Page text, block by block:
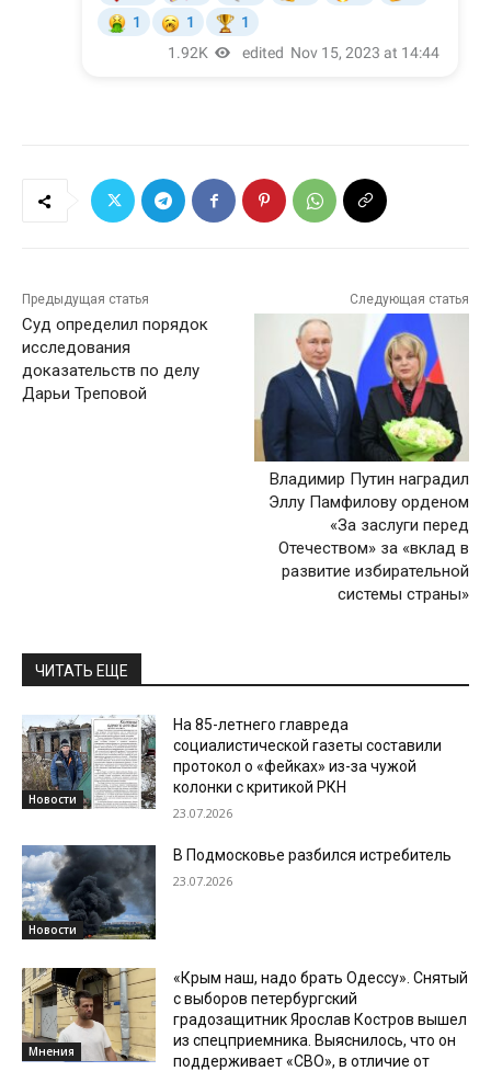
Предыдущая статья
Суд определил порядок
исследования
доказательств по делу
Дарьи Треповой
Следующая статья
Владимир Путин наградил
Эллу Памфилову орденом
«За заслуги перед
Отечеством» за «вклад в
развитие избирательной
системы страны»
ЧИТАТЬ ЕЩЕ
Новости
На 85-летнего главреда
социалистической газеты составили
протокол о «фейках» из-за чужой
колонки с критикой РКН
23.07.2026
Новости
В Подмосковье разбился истребитель
23.07.2026
Мнения
«Крым наш, надо брать Одессу». Снятый
с выборов петербургский
градозащитник Ярослав Костров вышел
из спецприемника. Выяснилось, что он
поддерживает «СВО», в отличие от